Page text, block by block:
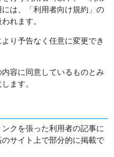
は、「利用者向け規約」の
れます。
り予告なく任意に変更でき
容に同意しているものとみ
ます。
クを張った利用者の記事に
サイト上で部分的に掲載で